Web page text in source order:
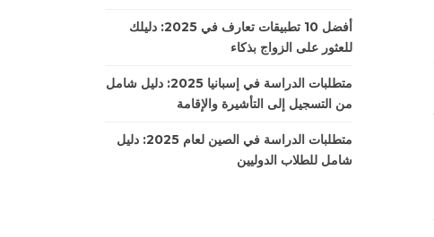
أفضل 10 تطبيقات تعارف في 2025: دليلك
للعثور على الزواج بذكاء
متطلبات الدراسة في إسبانيا 2025: دليل شامل
من التسجيل إلى التأشيرة والإقامة
متطلبات الدراسة في الصين لعام 2025: دليل
شامل للطلاب الدوليين